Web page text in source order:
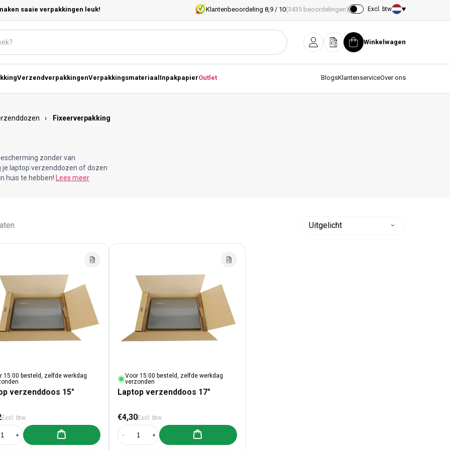
saaie verpakkingen leuk! Klantenbeoordeling 8,9 / 10(3435 beoordelingen) Excl. btw
Land/regio
InloggenOfferteWinkelwagen
Winkelwagen
VerzendverpakkingenVerpakkingsmateriaal InpakpapierOutlet BlogsKlantenserviceOver ons
› Fixeerverpakking
zonder van
laptop verzenddozen of dozen
huis te hebben! Lees meer
15:00 besteld, zelfde werkdag
verzenddoos 15"
prijs
Excl. btw
verlagen voor Laptop verzenddoos 15&quot;
Aantal verhogen voor Laptop verzenddoos 15&quot;
Aan winkelwagen toevoegen
Voor 15:00 besteld, zelfde werkdag
verzonden
Laptop verzenddoos 17"
Normale prijs
€4,30Excl. btw
Aantal verlagen voor Laptop verzenddoos 17&quot;
Aantal verhogen voor Laptop verzenddoos 17&quot;
Aan winkelwagen toevoegen